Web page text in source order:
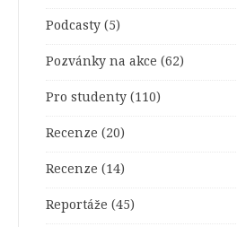
Podcasty (5)
Pozvánky na akce (62)
Pro studenty (110)
Recenze (20)
Recenze (14)
Reportáže (45)